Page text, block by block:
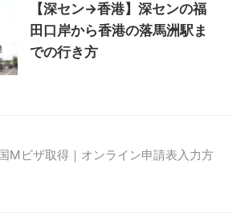
【深セン→香港】深センの福
田口岸から香港の落馬洲駅ま
での行き方
Mビザ取得｜オンライン申請表入力方